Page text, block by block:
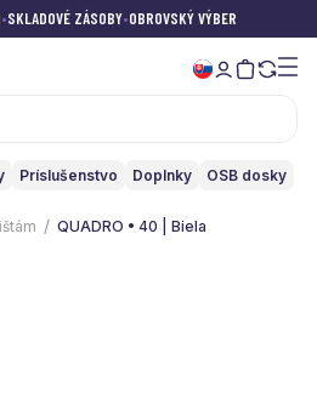
•SKLADOVÉ ZÁSOBY•OBROVSKÝ VÝBER
Príslušenstvo Doplnky OSB dosky
QUADRO • 40 | Biela